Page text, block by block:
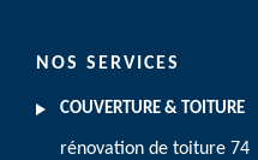
NOS SERVICES
COUVERTURE & TOITURE
rénovation de toiture 74